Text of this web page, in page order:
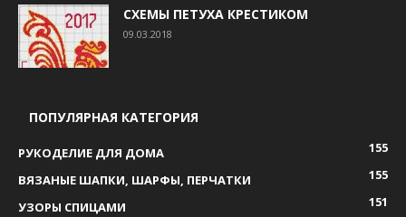
СХЕМЫ ПЕТУХА КРЕСТИКОМ
09.03.2018
ПОПУЛЯРНАЯ КАТЕГОРИЯ
РУКОДЕЛИЕ ДЛЯ ДОМА
155
ВЯЗАНЫЕ ШАПКИ, ШАРФЫ, ПЕРЧАТКИ
155
УЗОРЫ СПИЦАМИ
151